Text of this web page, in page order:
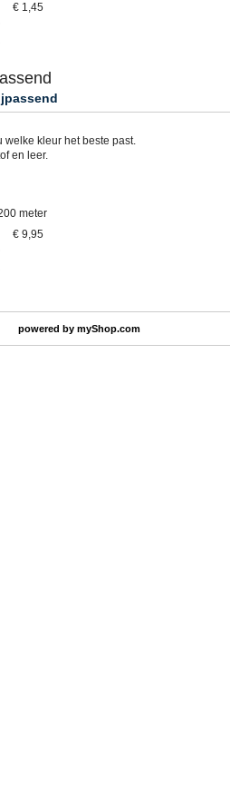
€ 1,45
welke kleur het beste past.
en leer.
meter
€ 9,95
powered bymyShop.com